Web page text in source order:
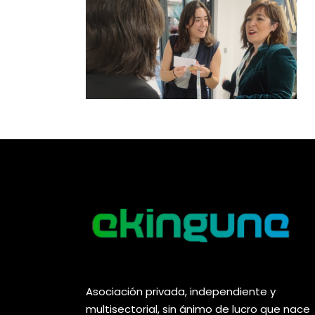
Asociación privada, independiente y
multisectorial, sin ánimo de lucro que nace